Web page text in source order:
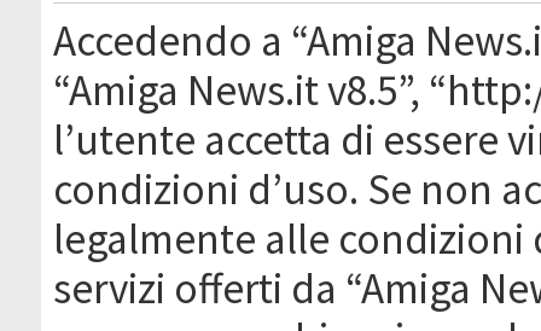
Accedendo a “Amiga
“Amiga News.it v8.5”,
l’utente accetta di essere
condizioni d’uso. Se non
legalmente alle condizioni
servizi offerti da “Amiga